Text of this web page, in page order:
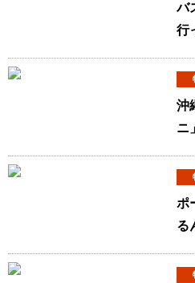
バ
行
沖
ニ
ポ
る